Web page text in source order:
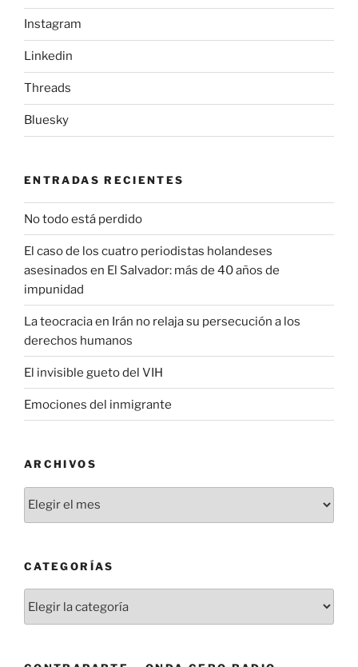
Instagram
Linkedin
Threads
Bluesky
ENTRADAS RECIENTES
No todo está perdido
El caso de los cuatro periodistas holandeses
asesinados en El Salvador: más de 40 años de
impunidad
La teocracia en Irán no relaja su persecución a los
derechos humanos
El invisible gueto del VIH
Emociones del inmigrante
ARCHIVOS
CATEGORÍAS